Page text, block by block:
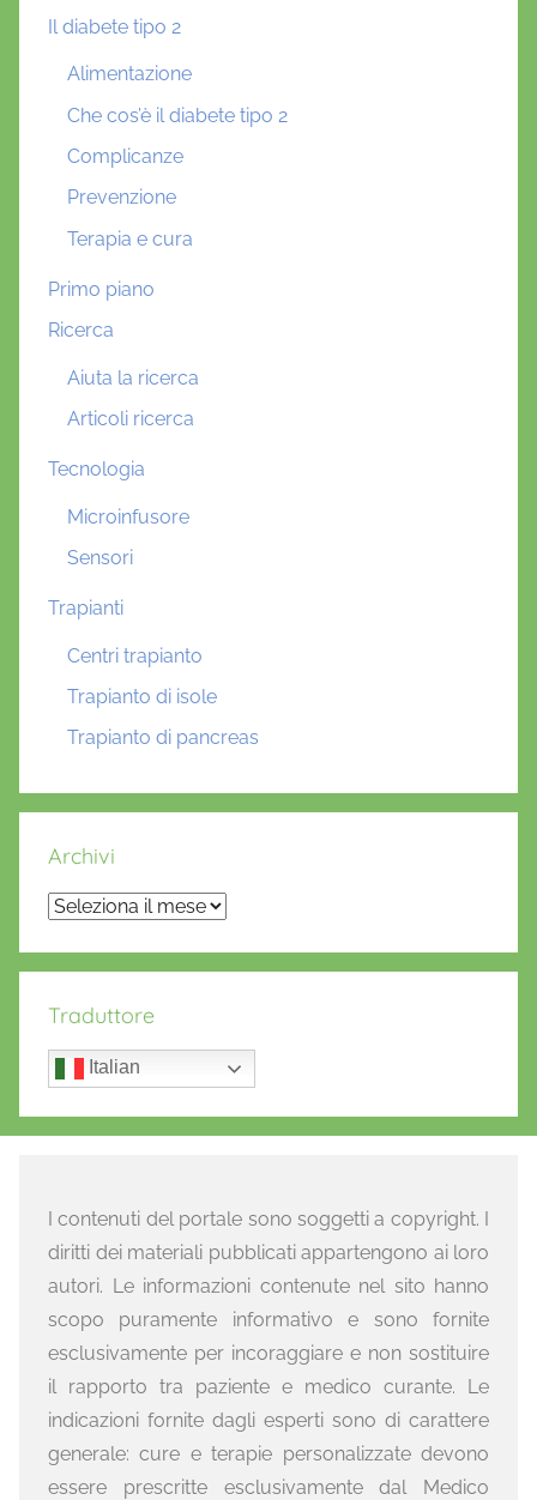
Il diabete tipo 2
Alimentazione
Che cos’è il diabete tipo 2
Complicanze
Prevenzione
Terapia e cura
Primo piano
Ricerca
Aiuta la ricerca
Articoli ricerca
Tecnologia
Microinfusore
Sensori
Trapianti
Centri trapianto
Trapianto di isole
Trapianto di pancreas
Archivi
Archivi
Traduttore
Italian
I contenuti del portale sono soggetti a copyright. I
diritti dei materiali pubblicati appartengono ai loro
autori. Le informazioni contenute nel sito hanno
scopo puramente informativo e sono fornite
esclusivamente per incoraggiare e non sostituire
il rapporto tra paziente e medico curante. Le
indicazioni fornite dagli esperti sono di carattere
generale: cure e terapie personalizzate devono
essere prescritte esclusivamente dal Medico